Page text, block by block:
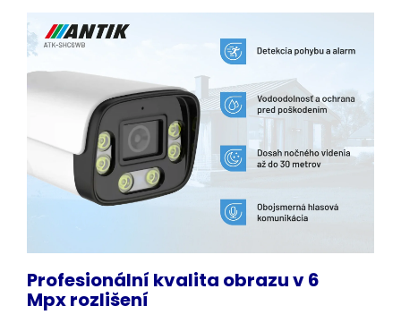
Profesionální kvalita obrazu v 6
Mpxrozlišení